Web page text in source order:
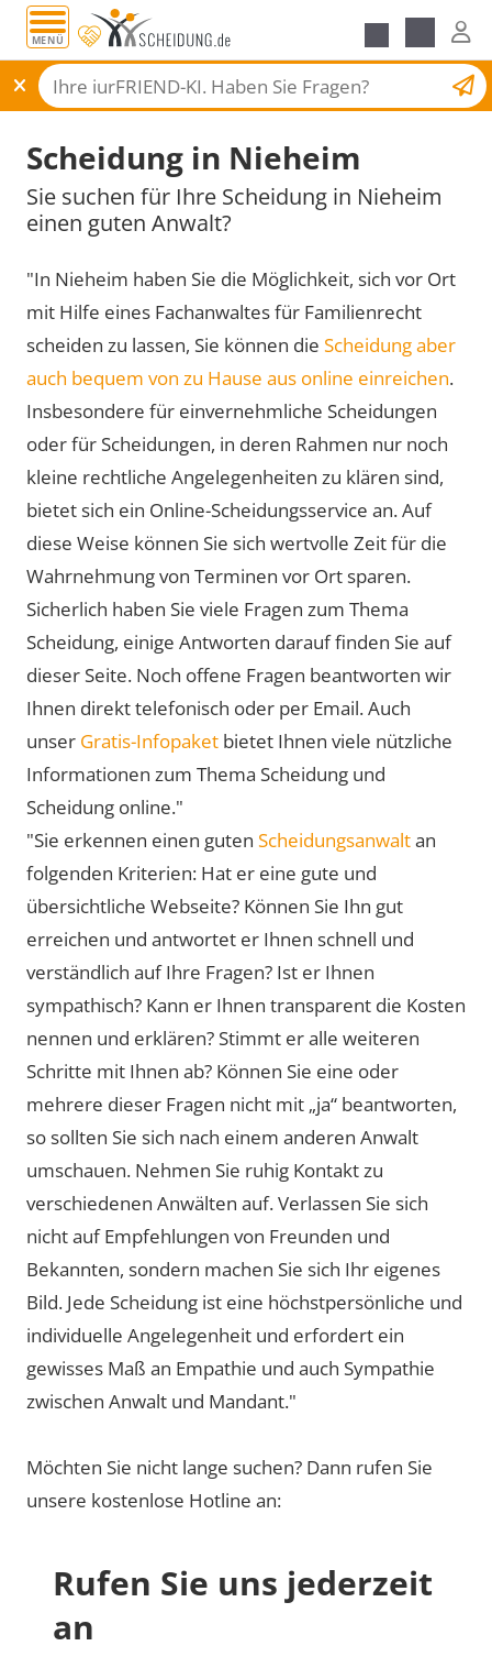
MENÜ
Scheidungsantrag
Scheidung in Nieheim
Sie suchen für Ihre Scheidung in Nieheim
einen guten Anwalt?
"In Nieheim haben Sie die Möglichkeit, sich vor Ort
mit Hilfe eines Fachanwaltes für Familienrecht
scheiden zu lassen, Sie können die Scheidung aber
auch bequem von zu Hause aus online einreichen.
Insbesondere für einvernehmliche Scheidungen
oder für Scheidungen, in deren Rahmen nur noch
kleine rechtliche Angelegenheiten zu klären sind,
bietet sich ein Online-Scheidungsservice an. Auf
diese Weise können Sie sich wertvolle Zeit für die
Wahrnehmung von Terminen vor Ort sparen.
Sicherlich haben Sie viele Fragen zum Thema
Scheidung, einige Antworten darauf finden Sie auf
dieser Seite. Noch offene Fragen beantworten wir
Ihnen direkt telefonisch oder per Email. Auch
unser Gratis-Infopaket bietet Ihnen viele nützliche
Informationen zum Thema Scheidung und
Scheidung online."
"Sie erkennen einen guten Scheidungsanwaltan
folgenden Kriterien: Hat er eine gute und
übersichtliche Webseite? Können Sie Ihn gut
erreichen und antwortet er Ihnen schnell und
verständlich auf Ihre Fragen? Ist er Ihnen
sympathisch? Kann er Ihnen transparent die Kosten
nennen und erklären? Stimmt er alle weiteren
Schritte mit Ihnen ab? Können Sie eine oder
mehrere dieser Fragen nicht mit „ja“ beantworten,
so sollten Sie sich nach einem anderen Anwalt
umschauen. Nehmen Sie ruhig Kontakt zu
verschiedenen Anwälten auf. Verlassen Sie sich
nicht auf Empfehlungen von Freunden und
Bekannten, sondern machen Sie sich Ihr eigenes
Bild. Jede Scheidung ist eine höchstpersönliche und
individuelle Angelegenheit und erfordert ein
gewisses Maß an Empathie und auch Sympathie
zwischen Anwalt und Mandant."
Möchten Sie nicht lange suchen? Dann rufen Sie
unsere kostenlose Hotline an:
Rufen Sie uns jederzeit
an